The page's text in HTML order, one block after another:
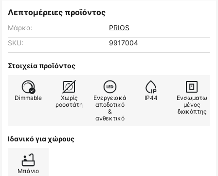
Λεπτομέρειες προϊόντος
Μάρκα:
PRIOS
SKU:
9917004
Στοιχεία προϊόντος
Dimmable
Χωρίς
ροοστάτη
Ενεργειακά
αποδοτικό
&
ανθεκτικό
IP44
Ενσωματω
μένος
διακόπτης
Ιδανικό για χώρους
Μπάνιο